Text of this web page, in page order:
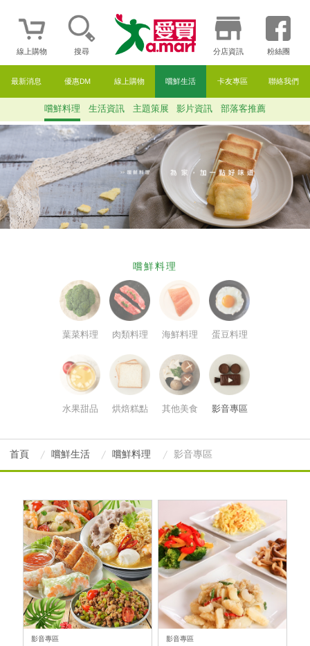
線上購物 搜尋 分店資訊 粉絲團
最新消息 優惠DM 線上購物 嚐鮮生活 卡友專區 聯絡我們
嚐鮮料理 生活資訊 主題策展 影片資訊 部落客推薦
嚐鮮料理
葉菜料理 肉類料理 海鮮料理 蛋豆料理
水果甜品 烘焙糕點 其他美食 影音專區
首頁 嚐鮮生活 嚐鮮料理 影音專區
影音專區 影音專區